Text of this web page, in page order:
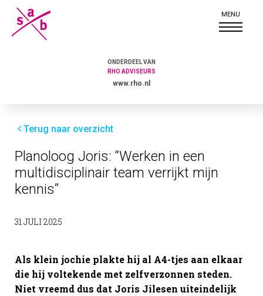
ONDERDEEL VAN
RHO ADVISEURS
www.rho.nl
Terug naar overzicht
Planoloog Joris: “Werken in een
multidisciplinair team verrijkt mijn
kennis”
31 JULI 2025
Als klein jochie plakte hij al A4-tjes aan elkaar
die hij voltekende met zelfverzonnen steden.
Niet vreemd dus dat Joris Jilesen uiteindelijk